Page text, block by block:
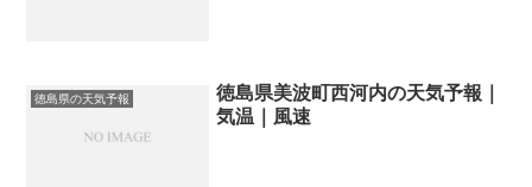
徳島県の天気予報
徳島県美波町西河内の天気予報｜
気温｜風速